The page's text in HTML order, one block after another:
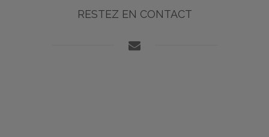
RESTEZ EN CONTACT